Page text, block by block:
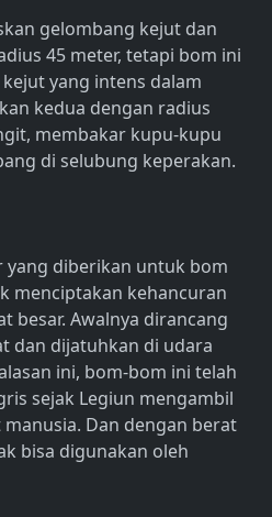
gelombang kejut dan
45 meter, tetapi bom ini
yang intens dalam
kedua dengan radius
membakar kupu-kupu
di selubung keperakan.
diberikan untuk bom
menciptakan kehancuran
besar. Awalnya dirancang
dan dijatuhkan di udara
ini, bom-bom ini telah
sejak Legiun mengambil
Dan dengan berat
bisa digunakan oleh